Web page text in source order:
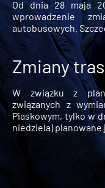
Od dnia 28 maja
wprowadzenie
autobusowych.
Zmiany tras
W związku z
związanych z
Piaskowym, tylko w
niedziela) planowane